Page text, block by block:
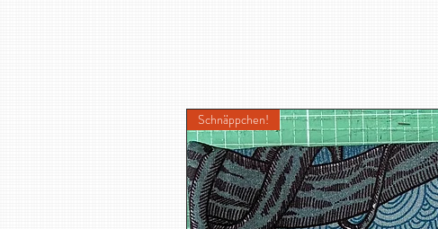
Schnäppchen!